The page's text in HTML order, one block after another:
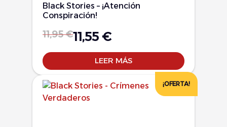
Black Stories – ¡Atención
Conspiración!
11,95€11,55 €
LEER MÁS
¡OFERTA!